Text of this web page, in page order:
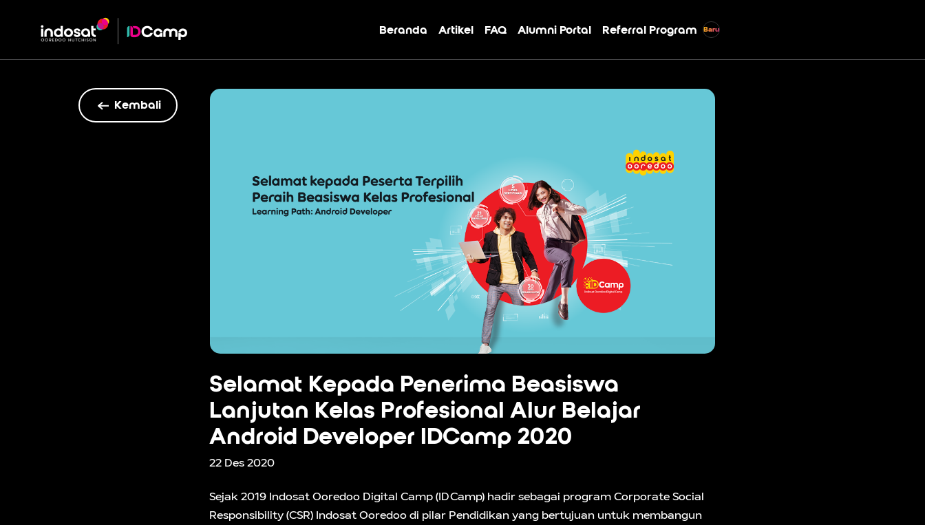
Beranda Artikel FAQ Alumni Portal Referral Program Baru
Kembali
Selamat Kepada Penerima Beasiswa
Lanjutan Kelas Profesional Alur Belajar
Android Developer IDCamp 2020
22 Des 2020
Sejak 2019 Indosat Ooredoo Digital Camp (IDCamp) hadir sebagai program Corporate Social
Responsibility (CSR) Indosat Ooredoo di pilar Pendidikan yang bertujuan untuk membangun